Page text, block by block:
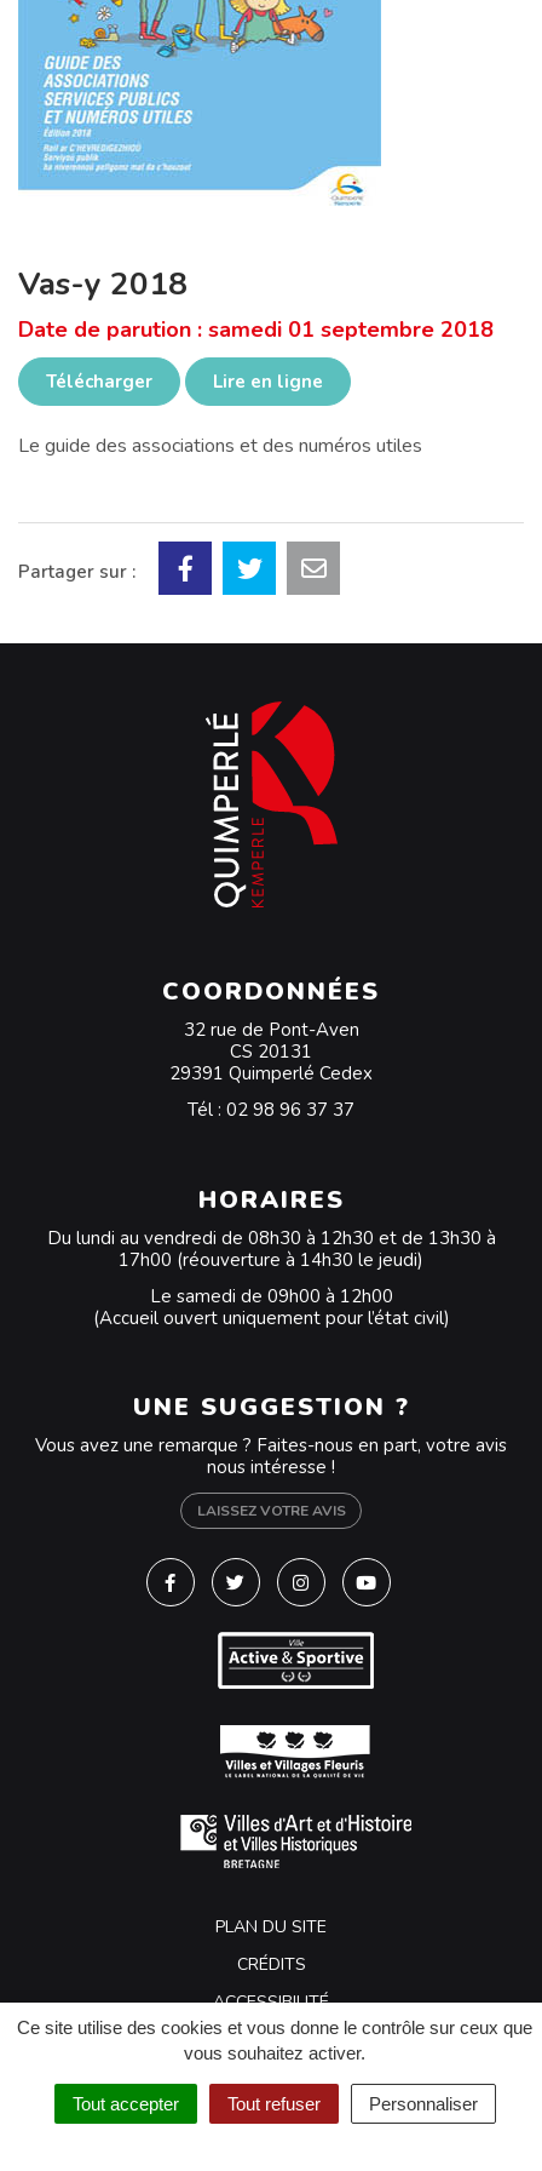
Ce site utilise des cookies et vous donne le contrôle sur ceux que
vous souhaitez activer.
Tout accepter Tout refuser Personnaliser
Vas-y 2018
Date de parution : samedi 01 septembre 2018
Télécharger Lire en ligne
Le guide des associations et des numéros utiles
Partager sur :
COORDONNÉES
32 rue de Pont-Aven
CS 20131
29391 Quimperlé Cedex
Tél : 02 98 96 37 37
HORAIRES
Du lundi au vendredi de 08h30 à 12h30 et de 13h30 à
17h00 (réouverture à 14h30 le jeudi)
Le samedi de 09h00 à 12h00
(Accueil ouvert uniquement pour l’état civil)
UNE SUGGESTION ?
Vous avez une remarque ? Faites-nous en part, votre avis
nous intéresse !
LAISSEZ VOTRE AVIS
Lien vers le compte Facebook
Lien vers le compte Twitter
Lien vers le compte
Lien vers la chaîne
PLAN DU SITE
CRÉDITS
ACCESSIBILITÉ
MENTIONS LÉGALES